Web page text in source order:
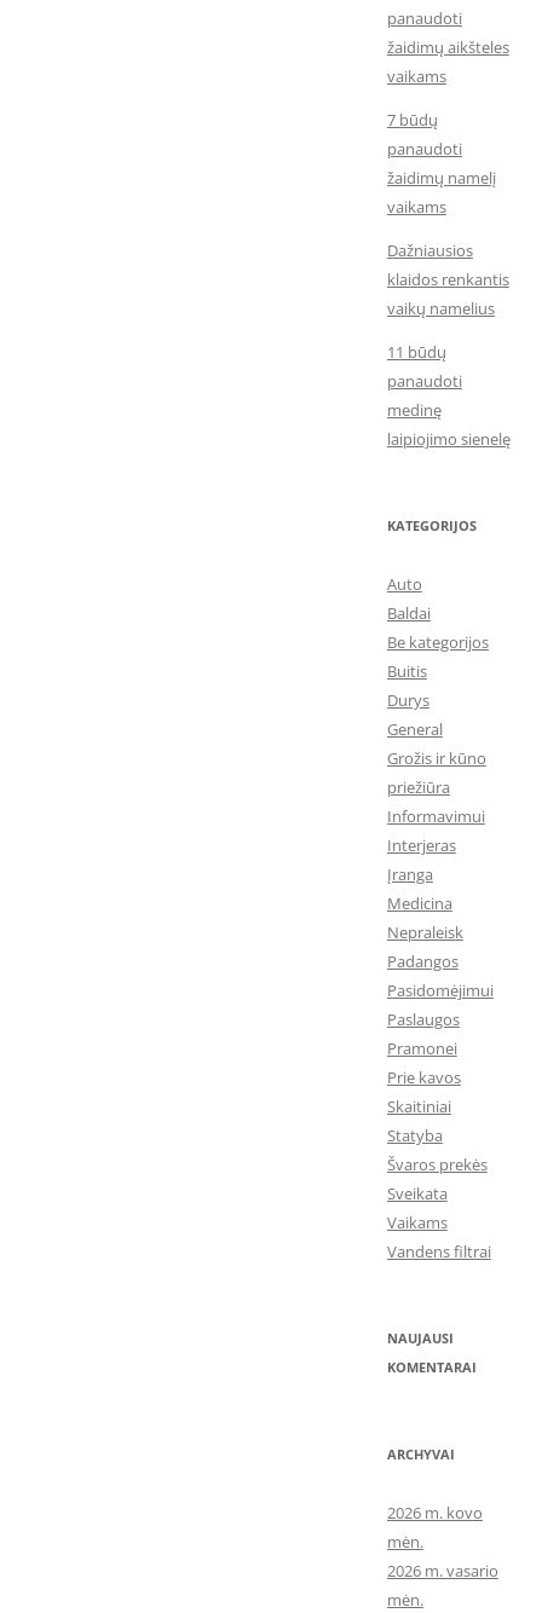
panaudoti
žaidimų aikšteles
vaikams
7 būdų
panaudoti
žaidimų namelį
vaikams
Dažniausios
klaidos renkantis
vaikų namelius
11 būdų
panaudoti
medinę
laipiojimo sienelę
KATEGORIJOS
Auto
Baldai
Be kategorijos
Buitis
Durys
General
Grožis ir kūno
priežiūra
Informavimui
Interjeras
Įranga
Medicina
Nepraleisk
Padangos
Pasidomėjimui
Paslaugos
Pramonei
Prie kavos
Skaitiniai
Statyba
Švaros prekės
Sveikata
Vaikams
Vandens filtrai
NAUJAUSI
KOMENTARAI
ARCHYVAI
2026 m. kovo
mėn.
2026 m. vasario
mėn.